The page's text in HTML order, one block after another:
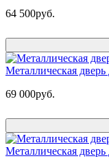
64 500руб.
Металлическая
69 000руб.
Металлическая